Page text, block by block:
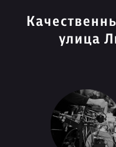
улица